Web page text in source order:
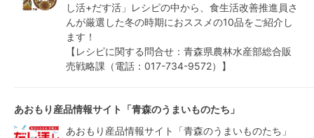
し活+だす活」レシピの中から、食生活改善推進員さ
んが厳選した冬の時期におススメの10品をご紹介し
ます！
【レシピに関する問合せ：青森県農林水産部総合販
売戦略課（電話：017-734-9572）】
あおもり産品情報サイト「青森のうまいものたち」
あおもり産品情報サイト「青森のうまいものたち」